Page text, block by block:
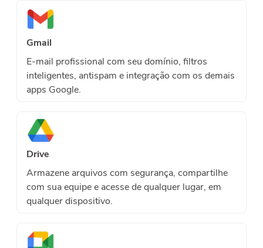
Gmail
E-mail profissional com seu domínio, filtros
inteligentes, antispam e integração com os demais
apps Google.
Drive
Armazene arquivos com segurança, compartilhe
com sua equipe e acesse de qualquer lugar, em
qualquer dispositivo.